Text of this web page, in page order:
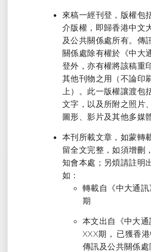
來稿一經刊登，版權包
介版權，即歸香港中文
及公共關係處所有。傳
關係處除有權於《中大
登外，亦有權將該稿重
其他刊物之用（不論印
上）。此一版權讓渡包
文字，以及所附之照片
圖形、影片及其他多媒
本刊所載文章，如蒙轉
留全文完整，如須增刪
知會本處；另煩請註明
如：
轉載自《中大通訊
期
本文出自《中大通
XXX期， 已獲香
傳訊及公共關係處